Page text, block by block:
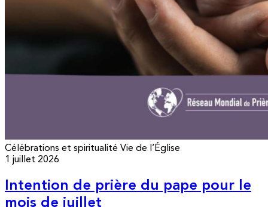
Célébrations et spiritualité Vie de l’Église
1 juillet 2026
Intention de prière du pape pour le
mois de juillet